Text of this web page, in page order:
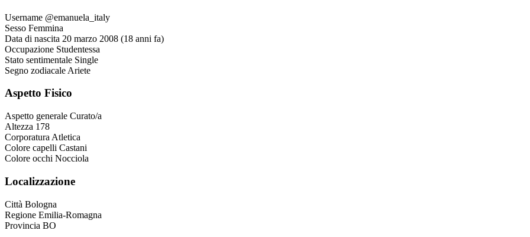
Username @emanuela_italy
Sesso Femmina
Data di nascita 20 marzo 2008 (18 anni fa)
Occupazione Studentessa
Stato sentimentale Single
Segno zodiacale Ariete
Aspetto Fisico
Aspetto generale Curato/a
Altezza 178
Corporatura Atletica
Colore capelli Castani
Colore occhi Nocciola
Localizzazione
Città Bologna
Regione Emilia-Romagna
Provincia BO